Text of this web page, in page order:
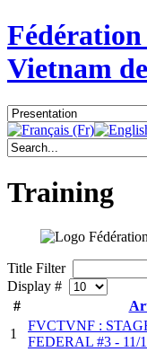
Vietnam
Training
Title Filter
Display #
#
1
FVCTVNF :
FEDERAL #3 - 11/